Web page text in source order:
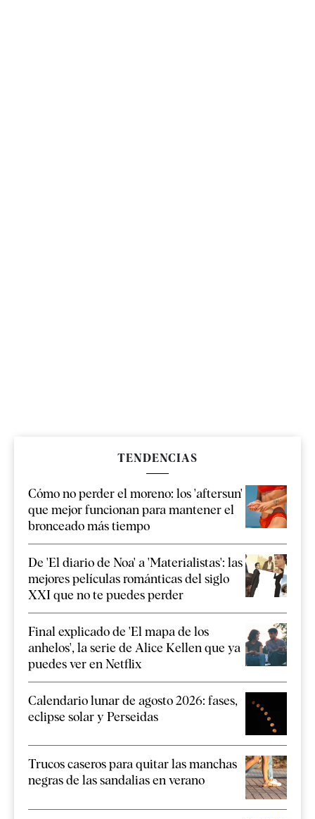
TENDENCIAS
Cómo no perder el moreno: los 'aftersun'
que mejor funcionan para mantener el
bronceado más tiempo
De 'El diario de Noa' a 'Materialistas': las
mejores películas románticas del siglo
XXI que no te puedes perder
Final explicado de 'El mapa de los
anhelos', la serie de Alice Kellen que ya
puedes ver en Netflix
Calendario lunar de agosto 2026: fases,
eclipse solar y Perseidas
Trucos caseros para quitar las manchas
negras de las sandalias en verano